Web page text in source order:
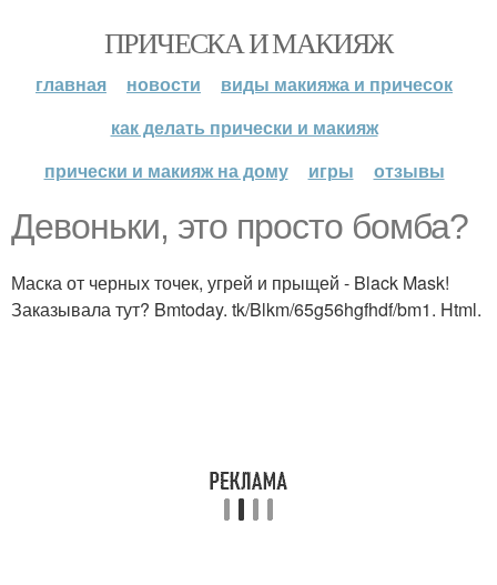
ПРИЧЕСКА И МАКИЯЖ
главная новости
виды макияжа и причесок
как делать прически и макияж
прически и макияж на дому
игры отзывы
Девоньки, это просто бомба?
Маска от черных точек, угрей и прыщей - Black Mask!
Заказывала тут? Bmtoday. tk/Blkm/65g56hgfhdf/bm1. Html.